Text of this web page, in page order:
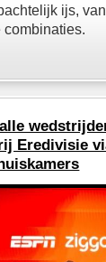
ijs,
combinaties.
Eredivisie